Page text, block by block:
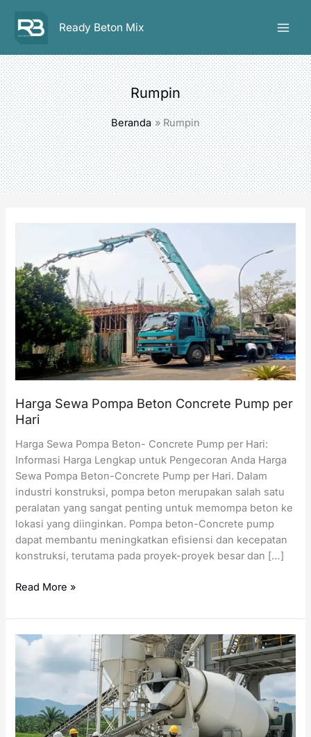
konten
Ready Beton Mix
Rumpin
Beranda Rumpin
Harga Sewa Pompa Beton Concrete Pump per
Hari
Harga Sewa Pompa Beton- Concrete Pump per Hari:
Informasi Harga Lengkap untuk Pengecoran Anda Harga
Sewa Pompa Beton-Concrete Pump per Hari. Dalam
industri konstruksi, pompa beton merupakan salah satu
peralatan yang sangat penting untuk memompa beton ke
lokasi yang diinginkan. Pompa beton-Concrete pump
dapat membantu meningkatkan efisiensi dan kecepatan
konstruksi, terutama pada proyek-proyek besar dan […]
Harga
Pompa
Beton
Hari
Read More »